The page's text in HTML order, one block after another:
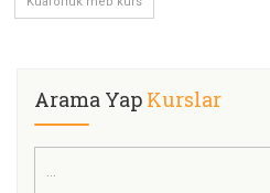
Arama Yap Kurslar